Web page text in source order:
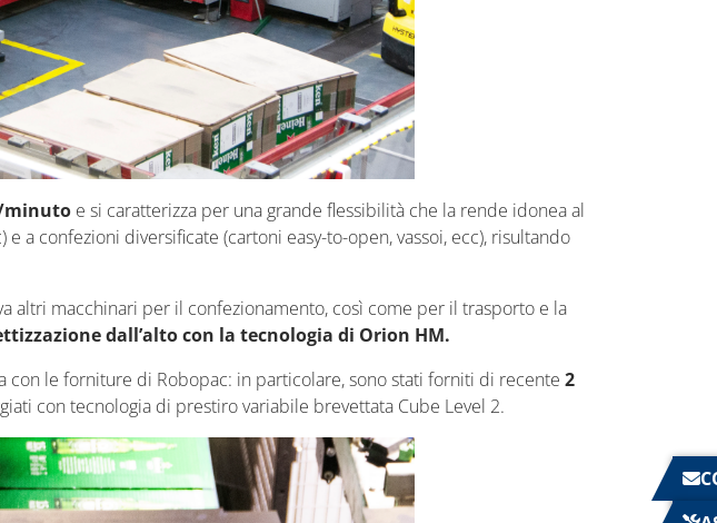
minuto e si caratterizza per una grande flessibilità che la rende idonea al
a confezioni diversificate (cartoni easy-to-open, vassoi, ecc), risultando
altri macchinari per il confezionamento, così come per il trasporto e la
dall’alto con la tecnologia di Orion HM.
le forniture di Robopac: in particolare, sono stati forniti di recente 2
con tecnologia di prestiro variabile brevettata Cube Level 2.